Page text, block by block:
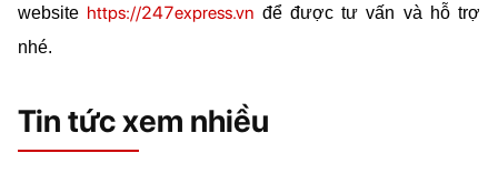
website https://247express.vn để được tư vấn và hỗ trợ
nhé.
Tin tức xem nhiều